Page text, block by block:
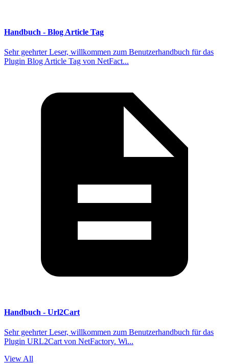
Handbuch - Blog Article Tag
Sehr geehrter Leser, willkommen zum Benutzerhandbuch für das
Plugin Blog Article Tag von NetFact...
Handbuch - Url2Cart
Sehr geehrter Leser, willkommen zum Benutzerhandbuch für das
Plugin URL2Cart von NetFactory. Wi...
View All